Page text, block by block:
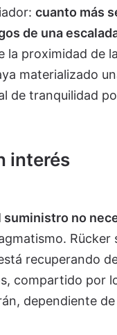
cuanto más
de una
la proximidad de
materializado
de tranquilidad
interés
suministro no
Rücker
recuperando
compartido por
dependiente